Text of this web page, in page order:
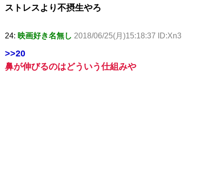
ストレスより不摂生やろ
24: 映画好き名無し 2018/06/25(月)15:18:37 ID:Xn3
>>20
鼻が伸びるのはどういう仕組みや